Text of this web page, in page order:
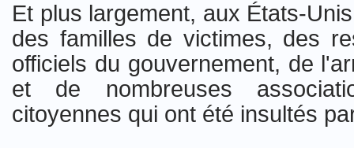
Et plus largement, aux États-
des familles de victimes, des
officiels du gouvernement, de
et de nombreuses
citoyennes qui ont été insultés